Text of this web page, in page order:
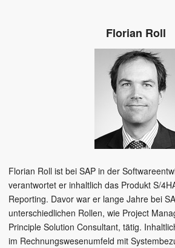
Florian Roll
Florian Roll ist bei SAP in der
verantwortet er inhaltlich das Produkt S/
Reporting. Davor war er lange Jahre bei
unterschiedlichen Rollen, wie Project
Principle Solution Consultant, tätig.
im Rechnungswesenumfeld mit